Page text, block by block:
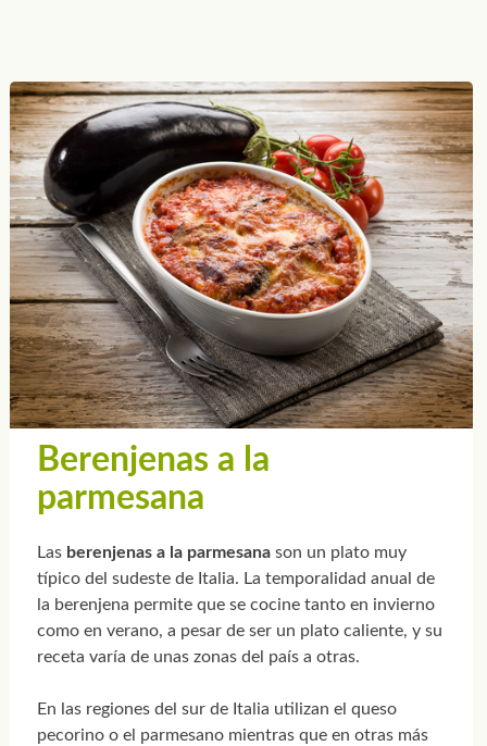
Berenjenas a la
parmesana
Las berenjenas a la parmesanason un plato muy
típico del sudeste de Italia. La temporalidad anual de
la berenjena permite que se cocine tanto en invierno
como en verano, a pesar de ser un plato caliente, y su
receta varía de unas zonas del país a otras.
En las regiones del sur de Italia utilizan el queso
pecorino o el parmesano mientras que en otras más